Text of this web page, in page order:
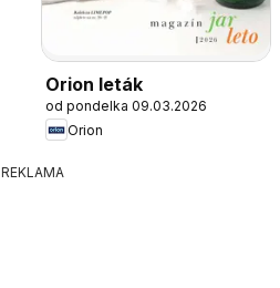
Orion leták
od pondelka 09.03.2026
Orion
REKLAMA